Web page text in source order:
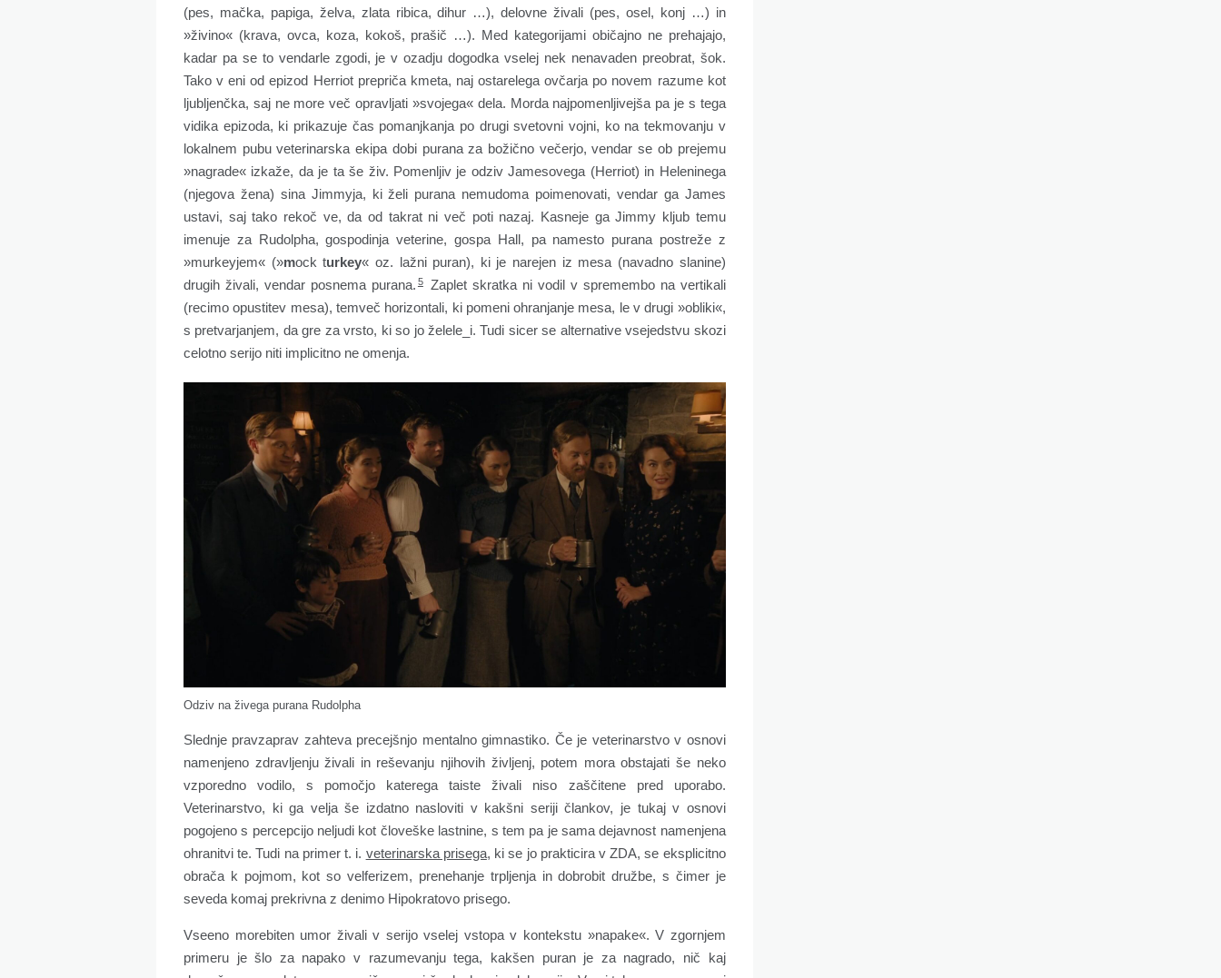
(pes, mačka, papiga, želva, zlata ribica, dihur …), delovne živali (pes, osel, konj …) in
»živino« (krava, ovca, koza, kokoš, prašič …). Med kategorijami običajno ne prehajajo,
kadar pa se to vendarle zgodi, je v ozadju dogodka vselej nek nenavaden preobrat, šok.
Tako v eni od epizod Herriot prepriča kmeta, naj ostarelega ovčarja po novem razume kot
ljubljenčka, saj ne more več opravljati »svojega« dela. Morda najpomenljivejša pa je s tega
vidika epizoda, ki prikazuje čas pomanjkanja po drugi svetovni vojni, ko na tekmovanju v
lokalnem pubu veterinarska ekipa dobi purana za božično večerjo, vendar se ob prejemu
»nagrade« izkaže, da je ta še živ. Pomenljiv je odziv Jamesovega (Herriot) in Heleninega
(njegova žena) sina Jimmyja, ki želi purana nemudoma poimenovati, vendar ga James
ustavi, saj tako rekoč ve, da od takrat ni več poti nazaj. Kasneje ga Jimmy kljub temu
imenuje za Rudolpha, gospodinja veterine, gospa Hall, pa namesto purana postreže z
»murkeyjem« (»mock turkey« oz. lažni puran), ki je narejen iz mesa (navadno slanine)
drugih živali, vendar posnema purana. 5
Zaplet skratka ni vodil v spremembo na vertikali
(recimo opustitev mesa), temveč horizontali, ki pomeni ohranjanje mesa, le v drugi »obliki«,
s pretvarjanjem, da gre za vrsto, ki so jo želele_i. Tudi sicer se alternative vsejedstvu skozi
celotno serijo niti implicitno ne omenja.
Odziv na živega purana Rudolpha
Slednje pravzaprav zahteva precejšnjo mentalno gimnastiko. Če je veterinarstvo v osnovi
namenjeno zdravljenju živali in reševanju njihovih življenj, potem mora obstajati še neko
vzporedno vodilo, s pomočjo katerega taiste živali niso zaščitene pred uporabo.
Veterinarstvo, ki ga velja še izdatno nasloviti v kakšni seriji člankov, je tukaj v osnovi
pogojeno s percepcijo neljudi kot človeške lastnine, s tem pa je sama dejavnost namenjena
ohranitvi te. Tudi na primer t. i. veterinarska prisega, ki se jo prakticira v ZDA, se eksplicitno
obrača k pojmom, kot so velferizem, prenehanje trpljenja in dobrobit družbe, s čimer je
seveda komaj prekrivna z denimo Hipokratovo prisego.
Vseeno morebiten umor živali v serijo vselej vstopa v kontekstu »napake«. V zgornjem
primeru je šlo za napako v razumevanju tega, kakšen puran je za nagrado, nič kaj